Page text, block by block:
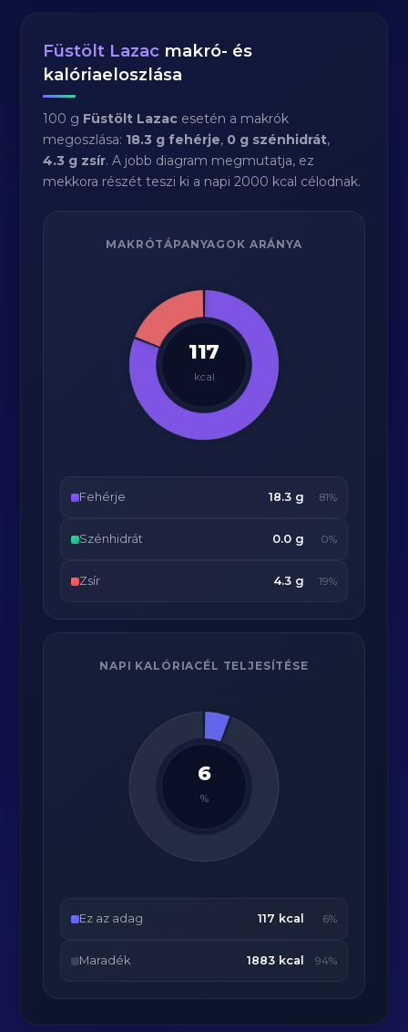
Füstölt Lazac makró- és
kalóriaeloszlása
100 g Füstölt Lazac esetén a makrók
megoszlása: 18.3 g fehérje, 0 g szénhidrát,
4.3 g zsír. A jobb diagram megmutatja, ez
mekkora részét teszi ki a napi 2000 kcal célodnak.
MAKRÓTÁPANYAGOK ARÁNYA
117
kcal
Fehérje 18.3 g 81%
Szénhidrát 0.0 g 0%
Zsír 4.3 g 19%
NAPI KALÓRIACÉL TELJESÍTÉSE
6
%
Ez az adag 117 kcal 6%
Maradék 1883 kcal 94%